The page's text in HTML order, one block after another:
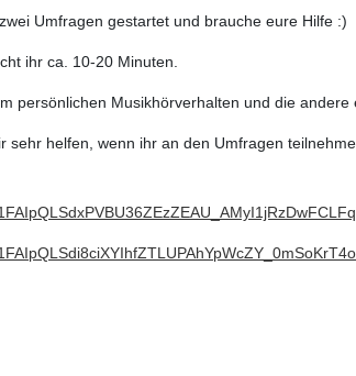
Umfragen gestartet und brauche eure Hilfe :)
ihr ca. 10-20 Minuten.
persönlichen Musikhörverhalten und die
sehr helfen, wenn ihr an den Umfragen